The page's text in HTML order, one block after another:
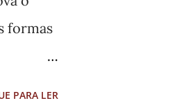
formas
PARA LER